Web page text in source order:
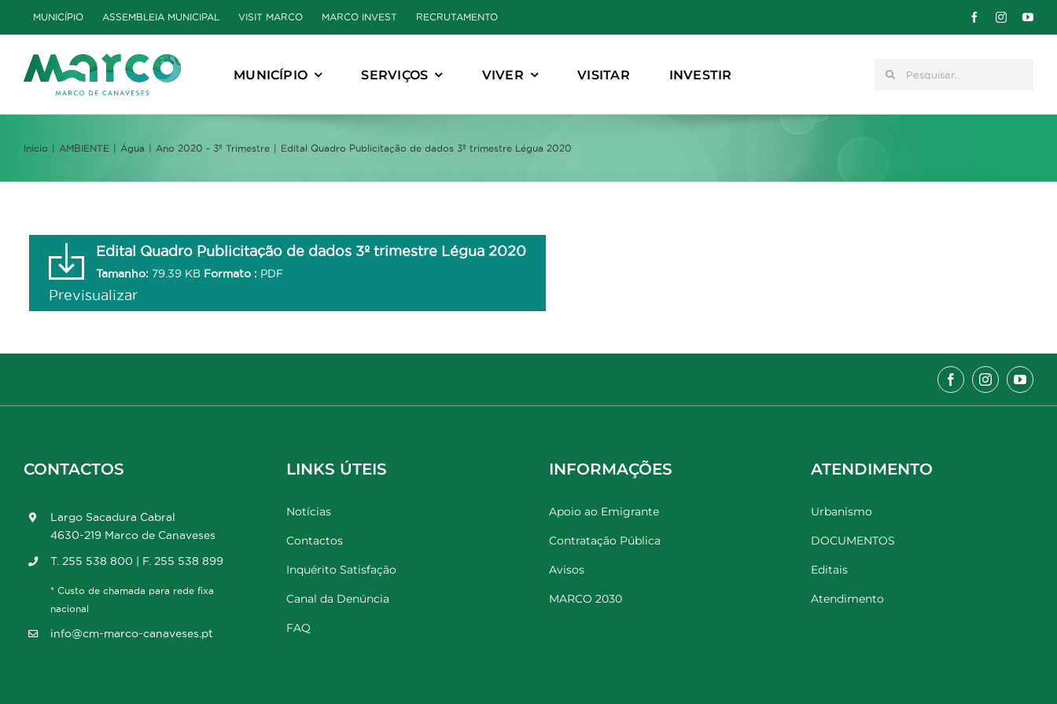
to
content
MUNICÍPIO ASSEMBLEIA MUNICIPAL VISIT MARCO MARCO INVEST RECRUTAMENTO
MUNICÍPIO SERVIÇOS VIVER VISITAR INVESTIR Pesquisar
Início AMBIENTE Água Ano 2020 - 3º Trimestre Edital Quadro Publicitação de dados 3º trimestre Légua 2020
Edital Quadro Publicitação de dados 3º trimestre Légua 2020
Tamanho: 79.39 KB Formato : PDF
Previsualizar
CONTACTOS
Largo Sacadura Cabral
4630-219 Marco de Canaveses
T. 255 538 800 | F. 255 538 899
* Custo de chamada para rede fixa
nacional
info@cm-marco-canaveses.pt
LINKS ÚTEIS
Notícias
Contactos
Inquérito Satisfação
Canal da Denúncia
FAQ
INFORMAÇÕES
Apoio ao Emigrante
Contratação Pública
Avisos
MARCO 2030
ATENDIMENTO
Urbanismo
DOCUMENTOS
Editais
Atendimento